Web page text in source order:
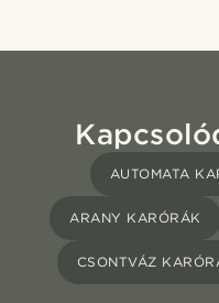
AUTOMATA
ARANY KARÓRÁK
CSONTVÁZ